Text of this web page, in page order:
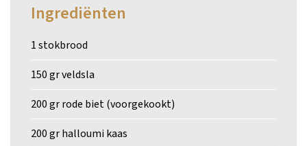
Ingrediënten
1 stokbrood
150 gr veldsla
200 gr rode biet (voorgekookt)
200 gr halloumi kaas